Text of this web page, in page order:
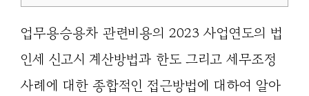
업무용승용차 관련비용의 2023 사업연도의 법
인세 신고시 계산방법과 한도 그리고 세무조정
사례에 대한 종합적인 접근방법에 대하여 알아